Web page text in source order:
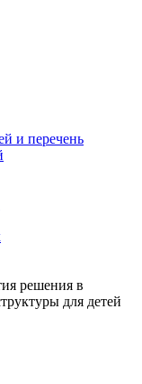
и перечень
решения в
для детей